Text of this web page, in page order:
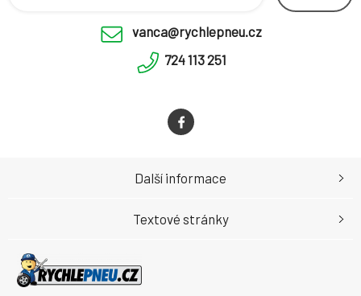
vanca@rychlepneu.cz
724 113 251
Další informace
Textové stránky